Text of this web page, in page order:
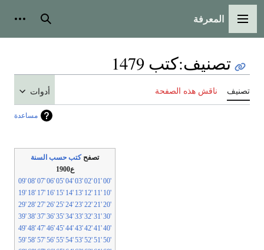
الرئيسية
المعرفة بحث أدوات
تصنيف:كتب 1479
ناقش هذه الصفحة
مساعدة
كتب حسب السنة
'03
'04
'05
'06
'07
'08
'09
'13
'14
'15
'16
'17
'18
'19
'23
'24
'25
'26
'27
'28
'29
'33
'34
'35
'36
'37
'38
'39
'43
'44
'45
'46
'47
'48
'49
'53
'54
'55
'56
'57
'58
'59